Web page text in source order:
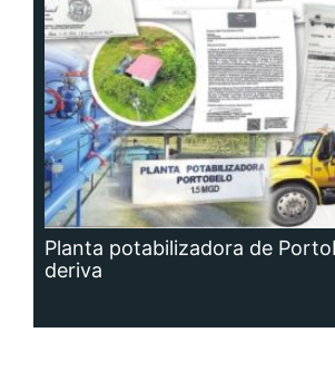
Planta potabilizadora de
deriva